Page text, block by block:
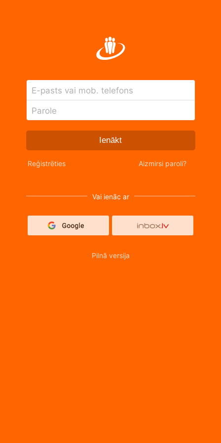
E-pasts vai mob. telefons
Parole
Ienākt
Reģistrēties Aizmirsi paroli?
Vai ienāc ar
Pilnā versija